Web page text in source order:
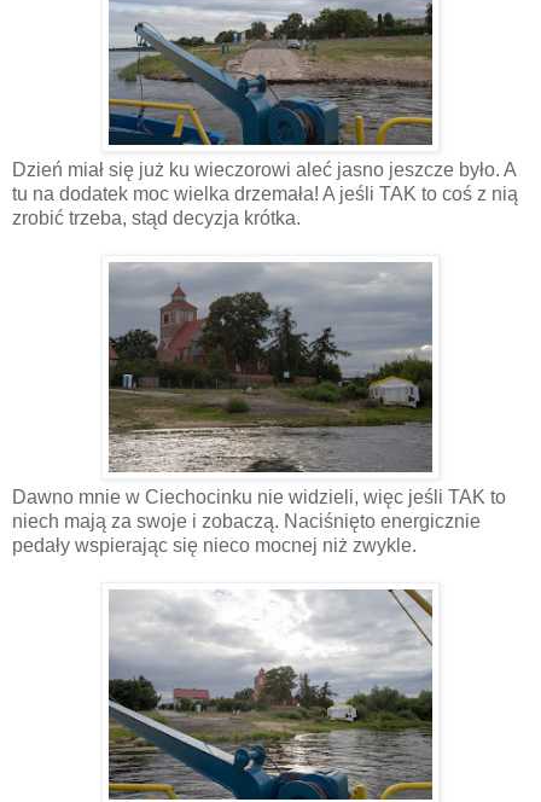
Dzień miał się już ku wieczorowi aleć jasno jeszcze było. A
tu na dodatek moc wielka drzemała! A jeśli TAK to coś z nią
zrobić trzeba, stąd decyzja krótka.
Dawno mnie w Ciechocinku nie widzieli, więc jeśli TAK to
niech mają za swoje i zobaczą. Naciśnięto energicznie
pedały wspierając się nieco mocnej niż zwykle.